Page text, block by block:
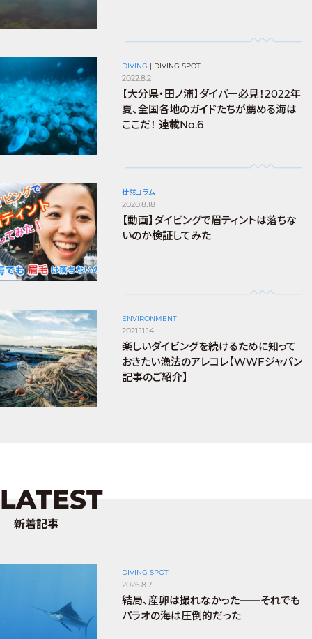
DIVING | DIVING SPOT
2022.8.2
【大分県・田ノ浦】ダイバー必見！2022年
夏、全国各地のガイドたちが薦める海は
ここだ！ 連載No.6
徒然コラム
2020.8.18
【動画】ダイビングで眉ティントは落ちな
いのか検証してみた
ENVIRONMENT
2021.11.14
楽しいダイビングを続けるために知って
おきたい漁法のアレコレ【WWFジャパン
記事のご紹介】
LATEST
新着記事
DIVING SPOT
2026.8.7
結局、産卵は撮れなかった──それでも
パラオの海は圧倒的だった